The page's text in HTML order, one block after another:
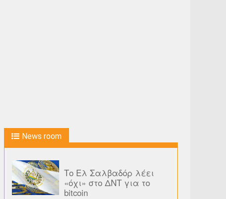
News room
Το Ελ Σαλβαδόρ λέει
«όχι» στο ΔΝΤ για το
bitcoin